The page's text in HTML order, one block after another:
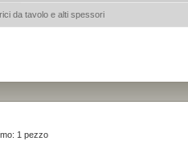
1 pezzo
da tavolo e alti spessori